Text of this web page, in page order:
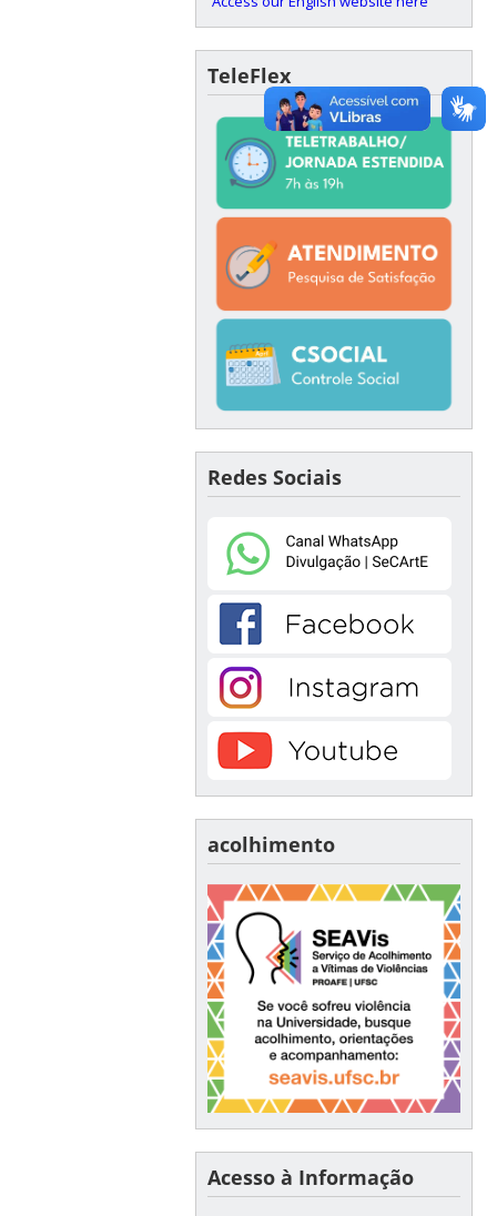
TeleFlex
Redes Sociais
acolhimento
Acesso à Informação